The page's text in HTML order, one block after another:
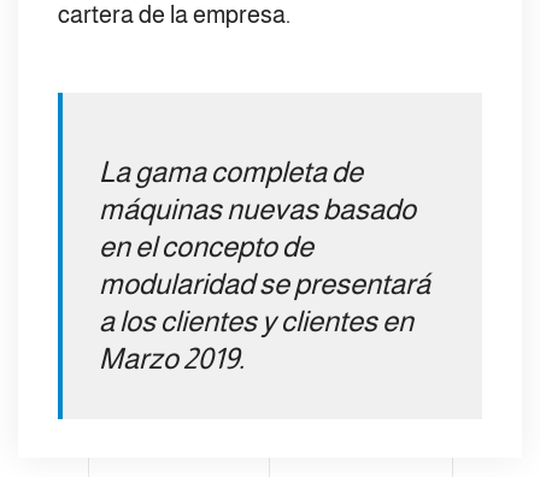
cartera de la empresa.
La gama completa de
máquinas nuevas basado
en el concepto de
modularidad se presentará
a los clientes y clientes en
Marzo 2019.